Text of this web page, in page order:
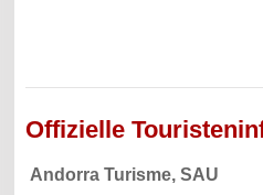
Offizielle
Andorra Turisme, SAU